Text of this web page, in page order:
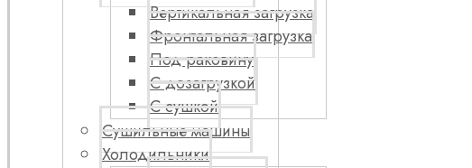
Вертикальная загрузка
Фронтальная загрузка
Под раковину
С дозагрузкой
С сушкой
Сушильные машины
Холодильники